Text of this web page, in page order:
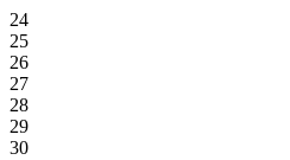
24
25
26
27
28
29
30